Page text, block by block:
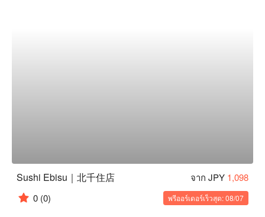
Sushi Ebisu｜北千住店 จาก JPY 1,098
0 (0) พรีออร์เดอร์เร็วสุด: 08/07